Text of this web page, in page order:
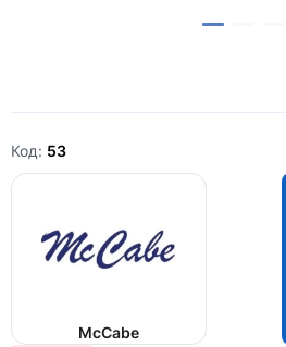
Код: 53
McCabe